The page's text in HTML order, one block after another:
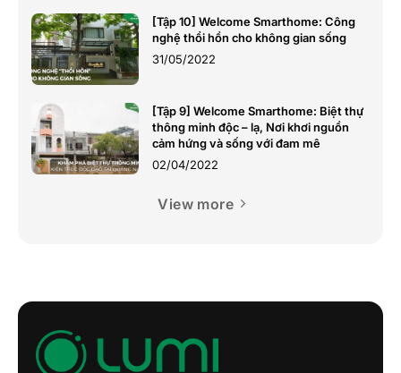
[Tập 10] Welcome Smarthome: Công
nghệ thổi hồn cho không gian sống
31/05/2022
[Tập 9] Welcome Smarthome: Biệt thự
thông minh độc – lạ, Nơi khơi nguồn
cảm hứng và sống với đam mê
02/04/2022
View more